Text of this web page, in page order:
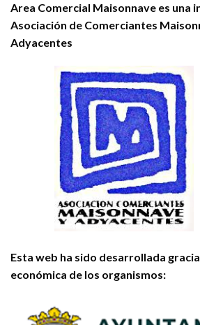
Area Comercial Maisonnave es una
Asociación de Comerciantes
Adyacentes
Esta web ha sido desarrollada
económica de los organismos: